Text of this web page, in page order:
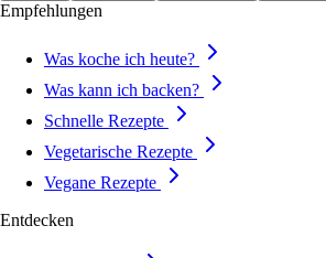
Empfehlungen
Was koche ich heute?
Was kann ich backen?
Schnelle Rezepte
Vegetarische Rezepte
Vegane Rezepte
Entdecken